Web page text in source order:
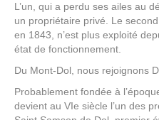
L’un, qui a perdu ses ailes au
un propriétaire privé. Le
en 1843, n’est plus exploité
état de fonctionnement.
Du Mont-Dol, nous rejoignons
Probablement fondée à
devient au VIe siècle l’un des